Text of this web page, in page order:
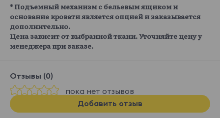
* Подъемный механизм с бельевым ящиком и
основание кровати является опцией и заказывается
дополнительно.
Цена зависит от выбранной ткани. Уточняйте цену у
менеджера при заказе.
Отзывы (0)
пока нет отзывов
Добавить отзыв